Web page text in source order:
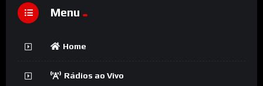
Menu
Home
Rádios ao Vivo